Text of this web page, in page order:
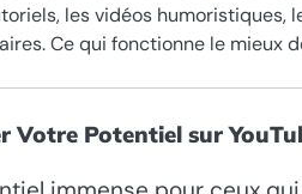
les vidéos humoristiques,
Ce qui fonctionne le mieux
Votre Potentiel sur